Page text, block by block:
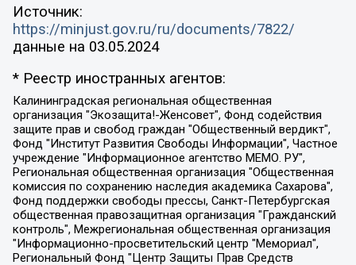
Источник:
https://minjust.gov.ru/ru/documents/7822/
данные на 03.05.2024
* Реестр иностранных агентов:
Калининградская региональная общественная организация "Экозащита!-Женсовет", Фонд содействия защите прав и свобод граждан "Общественный вердикт", Фонд "Институт Развития Свободы Информации", Частное учреждение "Информационное агентство МЕМО. РУ", Региональная общественная организация "Общественная комиссия по сохранению наследия академика Сахарова", Фонд поддержки свободы прессы, Санкт-Петербургская общественная правозащитная организация "Гражданский контроль", Межрегиональная общественная организация "Информационно-просветительский центр "Мемориал", Региональный Фонд "Центр Защиты Прав Средств Массовой Информации", с 05.12.2023 Фонд "Центр Защиты Прав Средств массовой информации", Региональная общественная благотворительная организация помощи беженцам и мигрантам "Гражданское содействие", Негосударственное образовательное учреждение дополнительного профессионального образования (повышение квалификации) специалистов "АКАДЕМИЯ ПО ПРАВАМ ЧЕЛОВЕКА", Свердловская региональная общественная организация "Сутяжник", Автономная некоммерческая организация "Центр независимых социологических исследований", Союз общественных объединений "Российский исследовательский центр по правам человека", Региональное общественное учреждение научно-информационный центр "МЕМОРИАЛ", Некоммерческая организация "Фонд защиты гласности", Автономная некоммерческая организация "Институт прав человека", Городская общественная организация "Екатеринбургское общество "МЕМОРИАЛ", Городская общественная организация "Рязанское историко-просветительское и правозащитное общество "Мемориал" (Рязанский Мемориал), Челябинский региональный орган общественной самодеятельности – женское общественное объединение "Женщины Евразии", Челябинский региональный орган общественной самодеятельности "Уральская правозащитная группа", Фонд содействия защите здоровья и социальной справедливости имени Андрея Рылькова, Автономная Некоммерческая Организация "Аналитический Центр Юрия Левады", Автономная некоммерческая организация социальной поддержки населения "Проект Апрель", Региональная общественная организация помощи женщинам и детям, находящимся в кризисной ситуации "Информационно-методический центр "Анна", Фонд содействия развитию массовых коммуникаций и правовому просвещению "Так-так-Так", Фонд содействия устойчивому развитию "Серебряная тайга", Свердловский региональный общественный фонд социальных проектов "Новое время", "Idel.Реалии", Кавказ.Реалии, Крым.Реалии, Телеканал Настоящее Время, Татаро-башкирская служба Радио Свобода (Azatliq Radiosi), Радио Свободная Европа/Радио Свобода (PCE/PC), "Сибирь.Реалии", "Фактограф", Благотворительный фонд помощи осужденным и их семьям, Автономная некоммерческая организация "Институт глобализации и социальных движений", Фонд "В защиту прав заключенных", Частное учреждение "Центр поддержки и содействия развитию средств массовой информации", Пензенский региональный общественный благотворительный фонд "Гражданский союз", "Север.Реалии", Некоммерческая организация Фонд "Правовая инициатива", Общество с ограниченной ответственностью "Радио Свободная Европа/Радио Свобода", Чешское информационное агентство "MEDIUM-ORIENT", Красноярская региональная общественная организация "Мы против СПИДа", Камалягин Денис Николаевич, Маркелов Сергей Евгеньевич, Пономарев Лев Александрович, Савицкая Людмила Алексеевна, Автономная некоммерческая организация "Центр по работе с проблемой насилия "НАСИЛИЮ.НЕТ", Межрегиональный профессиональный союз работников здравоохранения "Альянс врачей", Юридическое лицо, зарегистрированное в Латвийской Республике, SIA "Medusa Project" (регистрационный номер 40103797863, дата регистрации 10.06.2014), Некоммерческая организация "Фонд по борьбе с коррупцией", Автономная некоммерческая организация "Институт права и публичной политики", Баданин Роман Сергеевич, Гликин Максим Александрович, Железнова Мария Михайловна, Лукьянова Юлия Сергеевна, Маетная Елизавета Витальевна, Маняхин Петр Борисович, Чуракова Ольга Владимировна, Ярош Юлия Петровна, Юридическое лицо "The Insider SIA", зарегистрированное в Риге, Латвийская Республика (дата регистрации 26.06.2015), являющееся администратором доменного имени интернет-издания "The Insider SIA", https://theins.ru, Постернак Алексей Евгеньевич, Рубин Михаил Аркадьевич, Анин Роман Александрович, Юридическое лицо Istories fonds, зарегистрированное в Латвийской Республике (регистрационный номер 50008295751, дата регистрации 24.02.2020), Великовский Дмитрий Александрович, Долинина Ирина Николаевна, Мароховская Алеся Алексеевна, Шлейнов Роман Юрьевич, Шмагун Олеся Валентиновна, Общество с ограниченной ответственностью "Альтаир 2021", Общество с ограниченной ответственностью "Вега 2021", Общество с ограниченной ответственностью "Главный редактор 2021", Общество с ограниченной ответственностью "Ромашки монолит", Важенков Артем Валерьевич, Ивановская областная общественная организация "Центр гендерных исследований", Гурман Юрий Альбертович, Медиапроект "ОВД-Инфо", Егоров Владимир Владимирович, Жилинский Владимир Александрович, Общество с ограниченной ответственностью "ЗП", Иванова София Юрьевна, Карезина Инна Павловна, Кильтау Екатерина Викторовна, Петров Алексей Викторович, Пискунов Сергей Евгеньевич, Смирнов Сергей Сергеевич, Тихонов Михаил Сергеевич, Общество с ограниченной ответственностью "ЖУРНАЛИСТ-ИНОСТРАННЫЙ АГЕНТ", Арапова Галина Юрьевна, Вольтская Татьяна Анатольевна, Американская компания "Mason G.E.S. Anonymous Foundation" (США), являющаяся владельцем интернет-издания https://mnews.world/, Компания "Stichting Bellingcat", зарегистрированная в Нидерландах (дата регистрации 11.07.2018), Захаров Андрей Вячеславович, Клепиковская Екатерина Дмитриевна, Общество с ограниченной ответственностью "МЕМО", Перл Роман Александрович, Симонов Евгений Алексеевич, Соловьева Елена Анатольевна, Сотников Даниил Владимирович, Сурначева Елизавета Дмитриевна, Автономная некоммерческая организация по защите прав человека и информированию населения "Якутия – Наше Мнение", Общество с ограниченной ответственностью "Москоу диджитал медиа", с 26.01.2023 Общество с ограниченной ответственностью "Чайка Белые сады", Ветошкина Валерия Валерьевна, Заговора Максим Александрович, Межрегиональное общественное движение "Российская ЛГБТ - сеть", Оленичев Максим Владимирович, Павлов Иван Юрьевич, Скворцова Елена Сергеевна, Общество с ограниченной ответственностью "Как бы инагент", Кочетков Игорь Викторович, Общество с ограниченной ответственностью "Честные выборы", Еланчик Олег Александрович, Общество с ограниченной ответственностью "Нобелевский призыв", Гималова Регина Эмилевна, Григорьев Андрей Валерьевич, Григорьева Алина Александровна, Ассоциация по содействию защите прав призывников, альтернативнослужащих и военнослужащих "Правозащитная группа "Гражданин.Армия.Право", Хисамова Регина Фаритовна, Автономная некоммерческая организация по реализации социально-правовых программ "Лилит", Дальневосточное общественное движение "Маяк", Санкт-Петербургская ЛГБТ-инициативная группа "Выход", Инициативная группа ЛГБТ+ "Реверс", Алексеев Андрей Викторович, Бекбулатова Таисия Львовна, Беляев Иван Михайлович, Владыкина Елена Сергеевна, Гельман Марат Александрович, Никульшина Вероника Юрьевна, Толоконникова Надежда Андреевна, Шендерович Виктор Анатольевич, Общество с ограниченной ответственностью "Данное сообщение", Общество с ограниченной ответственностью Издательский дом "Новая глава", Айнбиндер Александра Александровна, Московский комьюнити-центр для ЛГБТ+инициатив, Благотворительный фонд развития филантропии, Deutsche Welle (Германия, Kurt-Schumacher-Strasse 3, 53113 Bonn), Борзунова Мария Михайловна, Воробьев Виктор Викторович, Голубева Анна Львовна, Константинова Алла Михайловна, Малкова Ирина Владимировна, Мурадов Мурад Абдулгалимович, Осетинская Елизавета Николаевна, Понасенков Евгений Николаевич, Ганапольский Матвей Юрьевич, Киселев Евгений Алексеевич, Борухович Ирина Григорьевна, Дремин Иван Тимофеевич, Дубровский Дмитрий Викторович, Красноярская региональная общественная организация поддержки и развития альтернативных образовательных технологий и межкультурных коммуникаций "ИНТЕРРА", Маяковская Екатерина Алексеевна, Фейгин Марк Захарович, Филимонов Андрей Викторович, Дзугкоева Регина Николаевна, Доброхотов Роман Александрович, Дудь Юрий Александрович, Елкин Сергей Владимирович, Кругликов Кирилл Игоревич, Сабунаева Мария Леонидовна, Семенов Алексей Владимирович, Шаинян Карен Багратович, Шульман Екатерина Михайловна, Асафьев Артур Валерьевич, Вахштайн Виктор Семенович, Венедиктов Алексей Алексеевич, Лушникова Екатерина Евгеньевна, Волков Леонид Михайлович, Невзоров Александр Глебович, Пархоменко Сергей Борисович, Сироткин Ярослав Николаевич, Кара-Мурза Владимир Владимирович, Баранова Наталья Владимировна, Гозман Леонид Яковлевич, Кагарлицкий Борис Юльевич, Климарев Михаил Валерьевич, Милов Владимир Станиславович, Автономная некоммерческая организация Краснодарский центр современного искусства "Типография", Моргенштерн Алишер Тагирович, Соболь Любовь Эдуардовна, Общество с ограниченной ответственностью "ЛИЗА НОРМ", Каспаров Гарри Кимович, Ходорковский Михаил Борисович, Общество с ограниченной ответственностью "Апрельские тезисы", Данилович Ирина Брониславовна, Кашин Олег Владимирович, Петров Николай Владимирович, Пивоваров Алексей Владимирович, Соколов Михаил Владимирович, Цветкова Юлия Владимировна, Чичваркин Евгений Александрович, Комитет против пыток/Команда против пыток, Общество с ограниченной ответственностью "Первый научный", Общество с ограниченной ответственностью "Вертолет и ко", Белоцерковская Вероника Борисовна, Кац Максим Евгеньевич, Лазарева Татьяна Юрьевна, Шаведдинов Руслан Табризович, Яшин Илья Валерьевич, Общество с ограниченной ответственностью "Иноагент ААВ", Алешковский Дмитрий Петрович, Альбац Евгения Марковна, Быков Дмитрий Львович, Галямина Юлия Евгеньевна, Лойко Сергей Леонидович, Мартынов Кирилл Константинович, Медведев Сергей Александрович, Крашенинников Федор Геннадиевич, Гордеева Катерина Вл